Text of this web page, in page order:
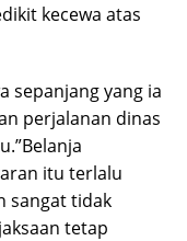
kecewa atas
sepanjang yang ia
perjalanan dinas
itu terlalu
sangat tidak
tetap